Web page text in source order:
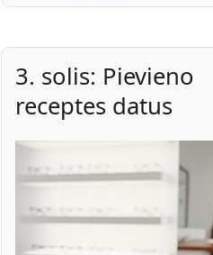
3. solis: Pievieno
receptes datus